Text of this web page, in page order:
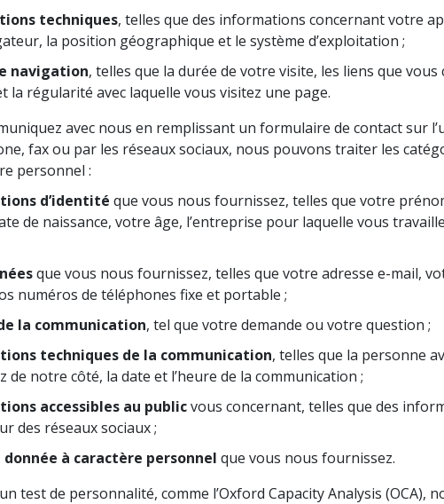
techniques, telles que des informations concernant votre
la position géographique et le système d’exploitation ;
navigation, telles que la durée de votre visite, les liens que vous
la régularité avec laquelle vous visitez une page.
avec nous en remplissant un formulaire de contact sur
fax ou par les réseaux sociaux, nous pouvons traiter les
personnel :
d’identité que vous nous fournissez, telles que votre
de naissance, votre âge, l’entreprise pour laquelle vous
que vous nous fournissez, telles que votre adresse e-mail,
numéros de téléphones fixe et portable ;
la communication, tel que votre demande ou votre question ;
techniques de la communication, telles que la personne
de notre côté, la date et l’heure de la communication ;
accessibles au publicvous concernant, telles que des
des réseaux sociaux ;
à caractère personnel que vous nous fournissez.
test de personnalité, comme l’Oxford Capacity Analysis (OCA),